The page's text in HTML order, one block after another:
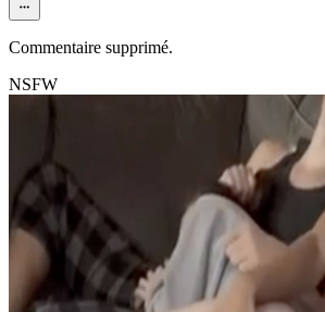
Commentaire supprimé.
NSFW